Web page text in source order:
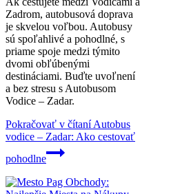
Zadrom, autobusová doprava
je skvelou voľbou. Autobusy
sú spoľahlivé a pohodlné, s
priame spoje medzi týmito
dvomi obľúbenými
destináciami. Buďte uvoľnení
a bez stresu s Autobusom
Vodice – Zadar.
Pokračovať v čítaníAutobus
vodice – Zadar: Ako cestovať
pohodlne